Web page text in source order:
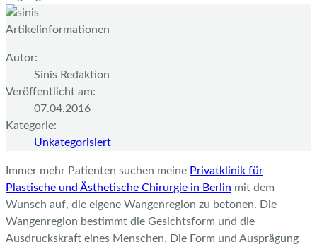
Artikelinformationen
Autor:
Sinis Redaktion
Veröffentlicht am:
07.04.2016
Kategorie:
Unkategorisiert
Immer mehr Patienten suchen meine Privatklinik für
Plastische und Ästhetische Chirurgie in Berlin mit dem
Wunsch auf, die eigene Wangenregion zu betonen. Die
Wangenregion bestimmt die Gesichtsform und die
Ausdruckskraft eines Menschen. Die Form und Ausprägung